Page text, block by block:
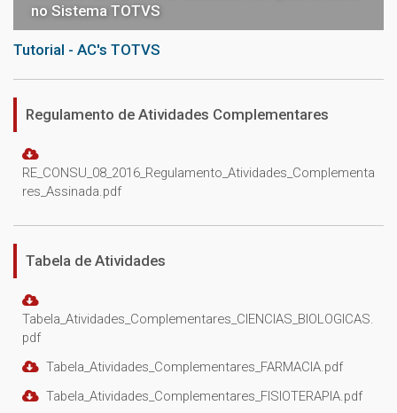
no Sistema TOTVS
Tutorial - AC's TOTVS
Regulamento de Atividades Complementares
RE_CONSU_08_2016_Regulamento_Atividades_Complementa
res_Assinada.pdf
Tabela de Atividades
Tabela_Atividades_Complementares_CIENCIAS_BIOLOGICAS.
pdf
Tabela_Atividades_Complementares_FARMACIA.pdf
Tabela_Atividades_Complementares_FISIOTERAPIA.pdf